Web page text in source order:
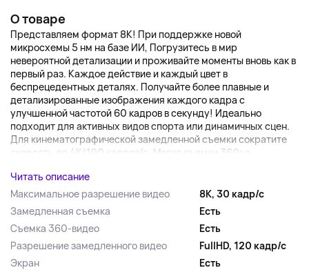
О товаре
Представляем формат 8K! При поддержке новой
микросхемы 5 нм на базе ИИ, Погрузитесь в мир
невероятной детализации и проживайте моменты вновь как в
первый раз. Каждое действие и каждый цвет в
беспрецедентных деталях. Получайте более плавные и
детализированные изображения каждого кадра с
улучшенной частотой 60 кадров в секунду! Идеально
подходит для активных видов спорта или динамичных сцен.
Для кинематографической замедленной съемки сократите
скорость до 4K/100 кадров/с. Магия съемки 360º з...
Читать описание
Максимальное разрешение видео
8К, 30 кадр/с
Замедленная съемка
Есть
Съемка 360-видео
Есть
Разрешение замедленного видео
FullHD, 120 кадр/с
Экран
Есть